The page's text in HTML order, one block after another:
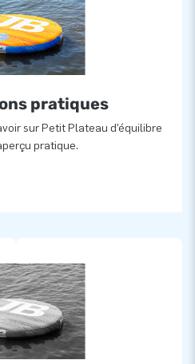
pratiques
sur Petit Plateau d’équilibre
pratique.